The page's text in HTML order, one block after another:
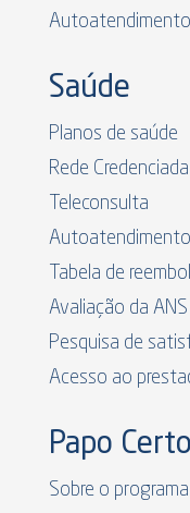
Autoatendimento
Saúde
Planos de saúde
Rede Credenciada
Teleconsulta
Autoatendimento
Tabela de
Avaliação da ANS
Pesquisa de
Acesso ao
Papo Certo
Sobre o programa